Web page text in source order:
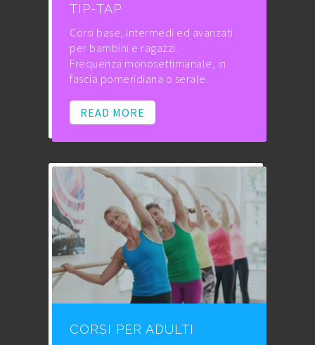
TIP-TAP
Corsi base, intermedi ed avanzati
per bambini e ragazzi.
Frequenza monosettimanale, in
fascia pomeridiana o serale.
READ MORE
CORSI PER ADULTI